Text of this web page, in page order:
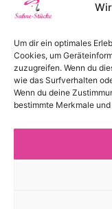
Um dir ein optimales
Cookies, um
zuzugreifen. Wenn du
wie das Surfverhalten
Wenn du deine
bestimmte Merkmale
Angebote per E-Mail
widerrufen werden.
Die Lieferzeit
Deutschland. Bitte
zu einer